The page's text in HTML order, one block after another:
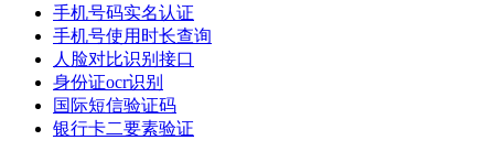
手机号码实名认证
手机号使用时长查询
人脸对比识别接口
身份证ocr识别
国际短信验证码
银行卡二要素验证